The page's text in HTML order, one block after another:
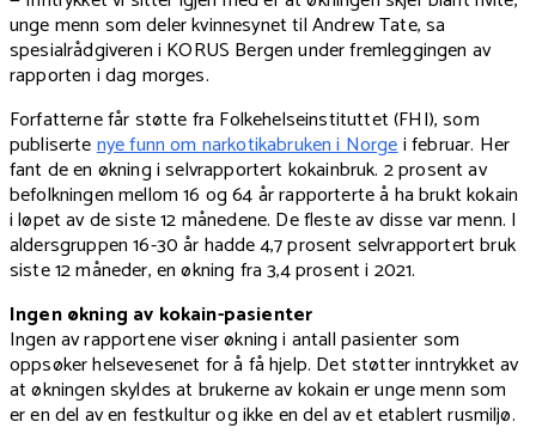
unge menn som deler kvinnesynet til Andrew Tate, sa
spesialrådgiveren i KORUS Bergen under fremleggingen av
rapporten i dag morges.
Forfatterne får støtte fra Folkehelseinstituttet (FHI), som
publisertenye funn om narkotikabruken i Norgei februar. Her
fant de en økning i selvrapportert kokainbruk. 2 prosent av
befolkningen mellom 16 og 64 år rapporterte å ha brukt kokain
i løpet av de siste 12 månedene. De fleste av disse var menn. I
aldersgruppen 16-30 år hadde 4,7 prosent selvrapportert bruk
siste 12 måneder, en økning fra 3,4 prosent i 2021.
Ingen økning av kokain-pasienter
Ingen av rapportene viser økning i antall pasienter som
oppsøker helsevesenet for å få hjelp. Det støtter inntrykket av
at økningen skyldes at brukerne av kokain er unge menn som
er en del av en festkultur og ikke en del av et etablert rusmiljø.